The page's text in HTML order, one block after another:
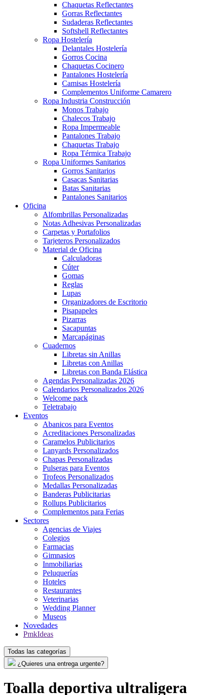
Chaquetas Reflectantes
Gorras Reflectantes
Sudaderas Reflectantes
Softshell Reflectantes
Ropa Hostelería
Delantales Hostelería
Gorros Cocina
Chaquetas Cocinero
Pantalones Hostelería
Camisas Hostelería
Complementos Uniforme Camarero
Ropa Industria Construcción
Monos Trabajo
Chalecos Trabajo
Ropa Impermeable
Pantalones Trabajo
Chaquetas Trabajo
Ropa Térmica Trabajo
Ropa Uniformes Sanitarios
Gorros Sanitarios
Casacas Sanitarias
Batas Sanitarias
Pantalones Sanitarios
Oficina
Alfombrillas Personalizadas
Notas Adhesivas Personalizadas
Carpetas y Portafolios
Tarjeteros Personalizados
Material de Oficina
Calculadoras
Cúter
Gomas
Reglas
Lupas
Organizadores de Escritorio
Pisapapeles
Pizarras
Sacapuntas
Marcapáginas
Cuadernos
Libretas sin Anillas
Libretas con Anillas
Libretas con Banda Elástica
Agendas Personalizadas 2026
Calendarios Personalizados 2026
Welcome pack
Teletrabajo
Eventos
Abanicos para Eventos
Acreditaciones Personalizadas
Caramelos Publicitarios
Lanyards Personalizados
Chapas Personalizadas
Pulseras para Eventos
Trofeos Personalizados
Medallas Personalizadas
Banderas Publicitarias
Rollups Publicitarios
Complementos para Ferias
Sectores
Agencias de Viajes
Colegios
Farmacias
Gimnasios
Inmobiliarias
Peluquerías
Hoteles
Restaurantes
Veterinarias
Wedding Planner
Museos
Novedades
PmkIdeas
Todas las categorías
¿Quieres una entrega urgente?
Toalla deportiva ultraligera